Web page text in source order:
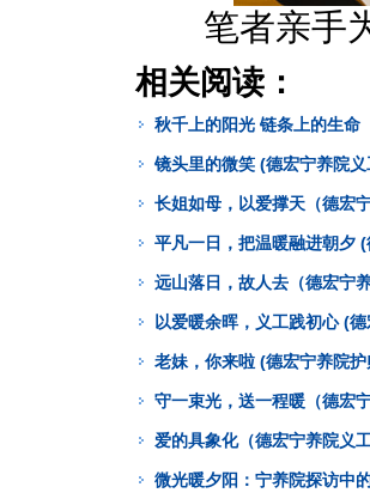
笔者亲手
相关阅读：
秋千上的阳光 链条上的生命
镜头里的微笑 (德宏宁养院
长姐如母，以爱撑天（德宏
平凡一日，把温暖融进朝夕
远山落日，故人去（德宏宁
以爱暖余晖，义工践初心 (
老妹，你来啦 (德宏宁养院
守一束光，送一程暖（德宏
爱的具象化（德宏宁养院义
微光暖夕阳：宁养院探访中